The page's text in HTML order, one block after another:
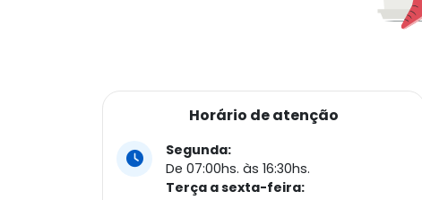
Horário de atenção
Segunda:
De 07:00hs. às 16:30hs.
Terça a sexta-feira: